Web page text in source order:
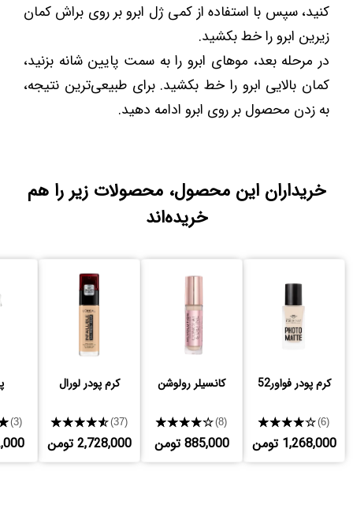
کنید، سپس با استفاده از کمی ژل ابرو بر روی براش کمان
زیرین ابرو را خط بکشید.
در مرحله بعد، موهای ابرو را به سمت پایین شانه بزنید،
کمان بالایی ابرو را خط بکشید. برای طبیعی‌ترین نتیجه،
به زدن محصول بر روی ابرو ادامه دهید.
خریداران این محصول، محصولات زیر را هم
خریده‌اند
کرم پودر فواور52
★★★★★(6)
1,268,000 تومن
کانسیلر رولوشن
★★★★★(8)
885,000 تومن
کرم پودر لورال
★★★★★(37)
2,728,000 تومن
(3)